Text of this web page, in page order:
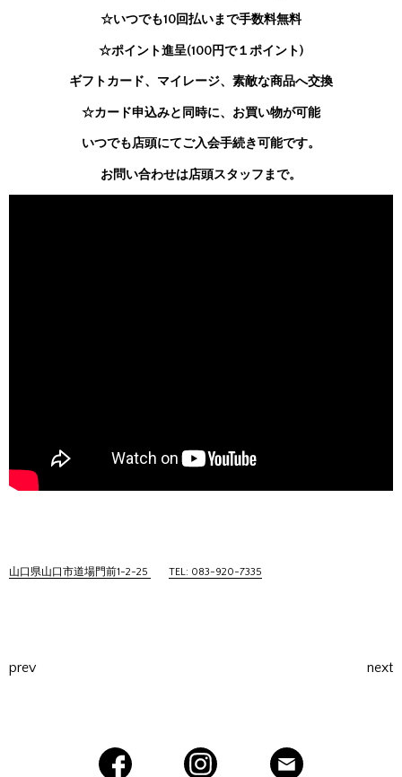
☆いつでも10回払いまで手数料無料
☆ポイント進呈(100円で１ポイント)
ギフトカード、マイレージ、素敵な商品へ交換
☆カード申込みと同時に、お買い物が可能
いつでも店頭にてご入会手続き可能です。
お問い合わせは店頭スタッフまで。
山口県山口市道場門前1-2-25 TEL: 083-920-7335
prev next